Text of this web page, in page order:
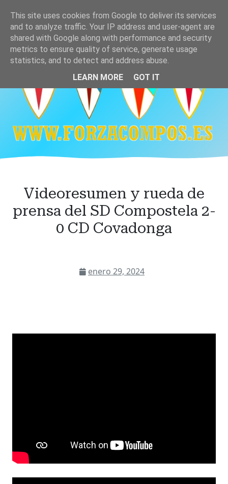
contenido
principal
Videoresumen y rueda de
prensa del SD Compostela 2-
0 CD Covadonga
enero 29, 2024
This site uses cookies from Google to deliver its services
and to analyze traffic. Your IP address and user-agent are
shared with Google along with performance and security
metrics to ensure quality of service, generate usage
statistics, and to detect and address abuse.
LEARN MORE
GOT IT